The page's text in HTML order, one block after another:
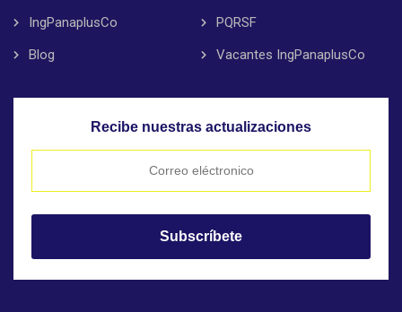
IngPanaplusCo
PQRSF
Blog
Vacantes IngPanaplusCo
Recibe nuestras actualizaciones